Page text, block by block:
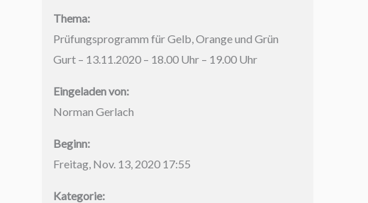
Thema:
Prüfungsprogramm für Gelb, Orange und Grün
Gurt – 13.11.2020 – 18.00 Uhr – 19.00 Uhr
Eingeladen von:
Norman Gerlach
Beginn:
Freitag, Nov. 13, 2020 17:55
Kategorie: